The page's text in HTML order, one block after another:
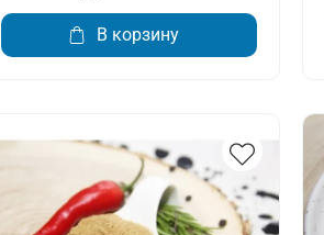
В корзину